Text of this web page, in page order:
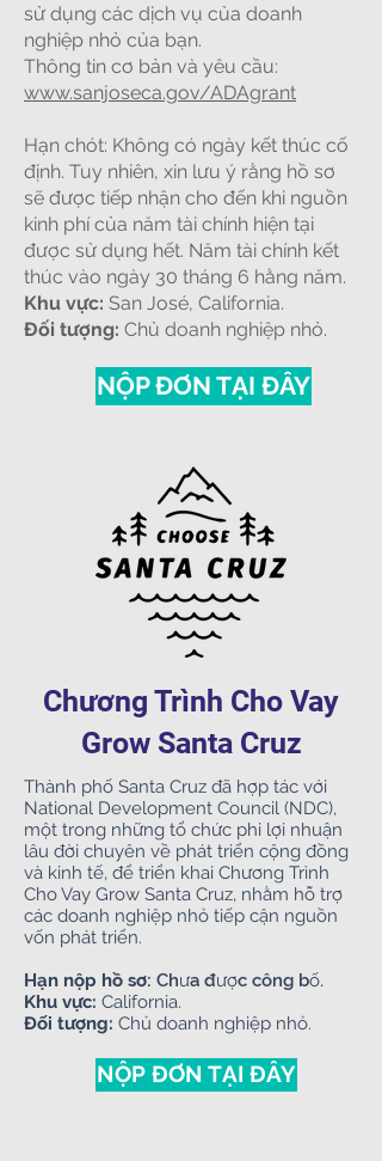
sử dụng các dịch vụ của doanh
nghiệp nhỏ của bạn.
Thông tin cơ bản và yêu cầu:
www.sanjoseca.gov/ADAgrant
Hạn chót: Không có ngày kết thúc cố
định. Tuy nhiên, xin lưu ý rằng hồ sơ
sẽ được tiếp nhận cho đến khi nguồn
kinh phí của năm tài chính hiện tại
được sử dụng hết. Năm tài chính kết
thúc vào ngày 30 tháng 6 hằng năm.
Khu vực: San José, California.
Đối tượng: Chủ doanh nghiệp nhỏ.
NỘP ĐƠN TẠI ĐÂY
Chương Trình Cho Vay
Grow Santa Cruz
Thành phố Santa Cruz đã hợp tác với
National Development Council (NDC),
một trong những tổ chức phi lợi nhuận
lâu đời chuyên về phát triển cộng đồng
và kinh tế, để triển khai Chương Trình
Cho Vay Grow Santa Cruz, nhằm hỗ trợ
các doanh nghiệp nhỏ tiếp cận nguồn
vốn phát triển.
Hạn nộp hồ sơ: Chưa được công bố.
Khu vực: California.
Đối tượng: Chủ doanh nghiệp nhỏ.
NỘP ĐƠN TẠI ĐÂY